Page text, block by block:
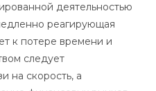
деятельностью
реагирующая
к потере времени и
следует
на скорость, а